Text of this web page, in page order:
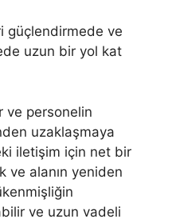
güçlendirmede ve
uzun bir yol kat
ve personelin
uzaklaşmaya
iletişim için net bir
ve alanın yeniden
ve uzun vadeli